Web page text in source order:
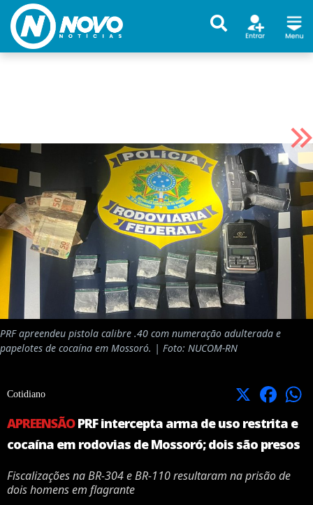
PRF apreendeu pistola calibre .40 com numeração adulterada e
papelotes de cocaína em Mossoró. | Foto: NUCOM-RN
Cotidiano X Facebook
APREENSÃOPRF intercepta arma de uso restrita e
cocaína em rodovias de Mossoró; dois são presos
Fiscalizações na BR-304 e BR-110 resultaram na prisão de
dois homens em flagrante